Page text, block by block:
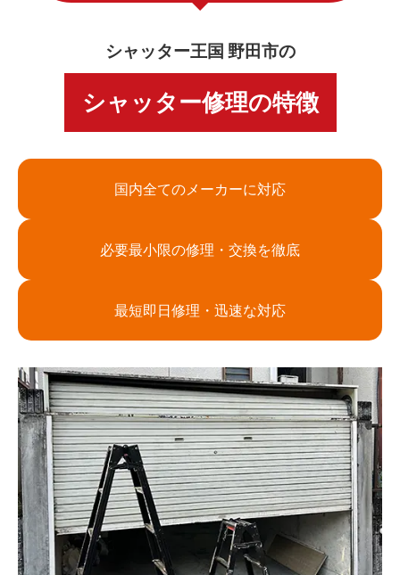
シャッター王国 野田市の
シャッター修理の特徴
国内全てのメーカーに対応
必要最小限の修理・交換を徹底
最短即日修理・迅速な対応